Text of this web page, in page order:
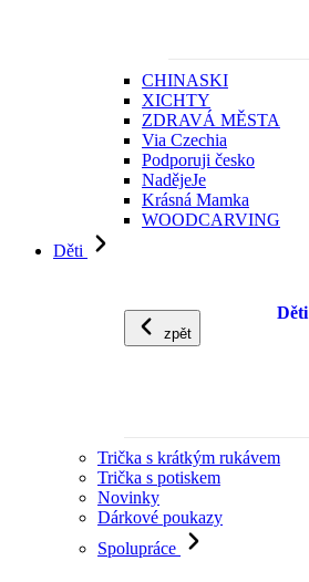
CHINASKI
XICHTY
ZDRAVÁ MĚSTA
Via Czechia
Podporuji česko
NadějeJe
Krásná Mamka
WOODCARVING
Děti
zpět
Děti
Trička s krátkým rukávem
Trička s potiskem
Novinky
Dárkové poukazy
Spolupráce